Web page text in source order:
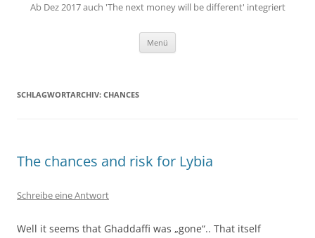
Ab Dez 2017 auch 'The next money will be different' integriert
Menü
SCHLAGWORTARCHIV: CHANCES
The chances and risk for Lybia
Schreibe eine Antwort
Well it seems that Ghaddaffi was „gone“.. That itself